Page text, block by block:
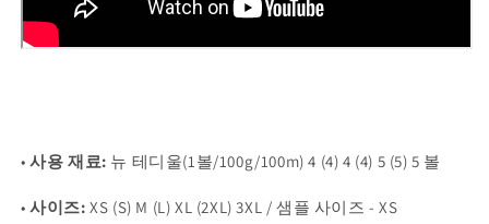
• 사용 재료: 뉴 테디울(1볼/100g/100m)4 (4) 4 (4) 5 (5) 5 볼
•사이즈: XS (S) M (L) XL (2XL) 3XL / 샘플 사이즈 - XS